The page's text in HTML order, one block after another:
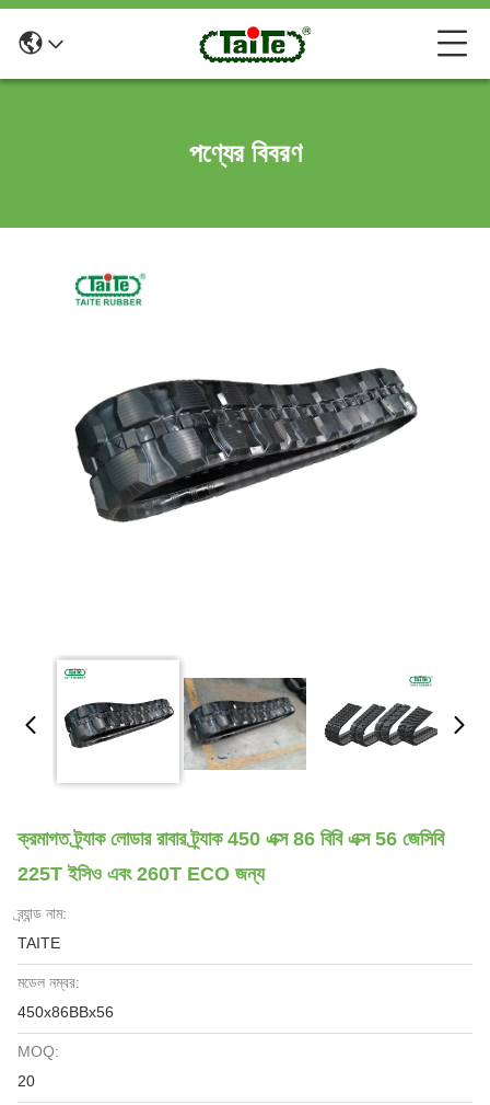
পণ্যের বিবরণ
ক্রমাগত ট্র্যাক লোডার রাবার ট্র্যাক 450 এক্স 86 বিবি এক্স 56 জেসিবি
225T ইসিও এবং 260T ECO জন্য
ব্র্যান্ড নাম:
TAITE
মডেল নম্বর:
450x86BBx56
MOQ:
20